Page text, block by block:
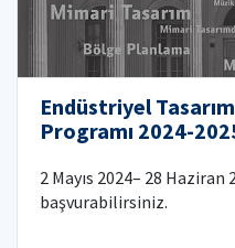
Endüstriyel
Programı 2024-
2 Mayıs 2024– 28
başvurabilirsiniz.